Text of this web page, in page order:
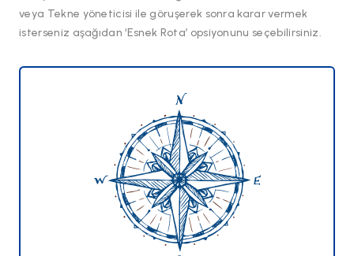
veya Tekne yöneticisi ile göruşerek sonra karar vermek
isterseniz aşağıdan ‘Esnek Rota’ opsiyonunu seçebilirsiniz.